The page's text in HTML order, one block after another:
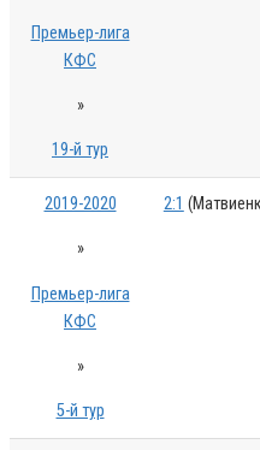
Премьер-лига
КФС
»
19-й тур
2019-2020
»
Премьер-лига
КФС
»
5-й тур
2:1